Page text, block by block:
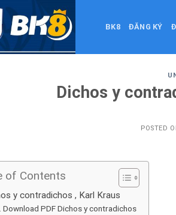
BK8 ĐĂNG KÝ
Dichos y
POSTED
of Contents
y contradichos , Karl Kraus
Download PDF Dichos y contradichos